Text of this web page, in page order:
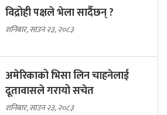
विद्रोही पक्षले भेला सार्दैछन् ?
शनिबार, साउन २३, २०८३
अमेरिकाको भिसा लिन चाहनेलाई
दूतावासले गरायो सचेत
शनिबार, साउन २३, २०८३